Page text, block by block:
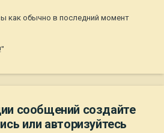
как обычно в последний момент
сообщений создайте
или авторизуйтесь